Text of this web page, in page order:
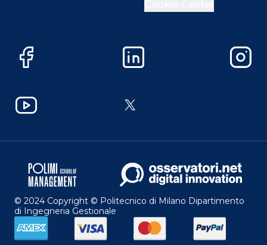
Facebook LinkedIn
YouTube X
© 2024 Copyright © Politecnico di Milano Dipartimento
di Ingegneria Gestionale